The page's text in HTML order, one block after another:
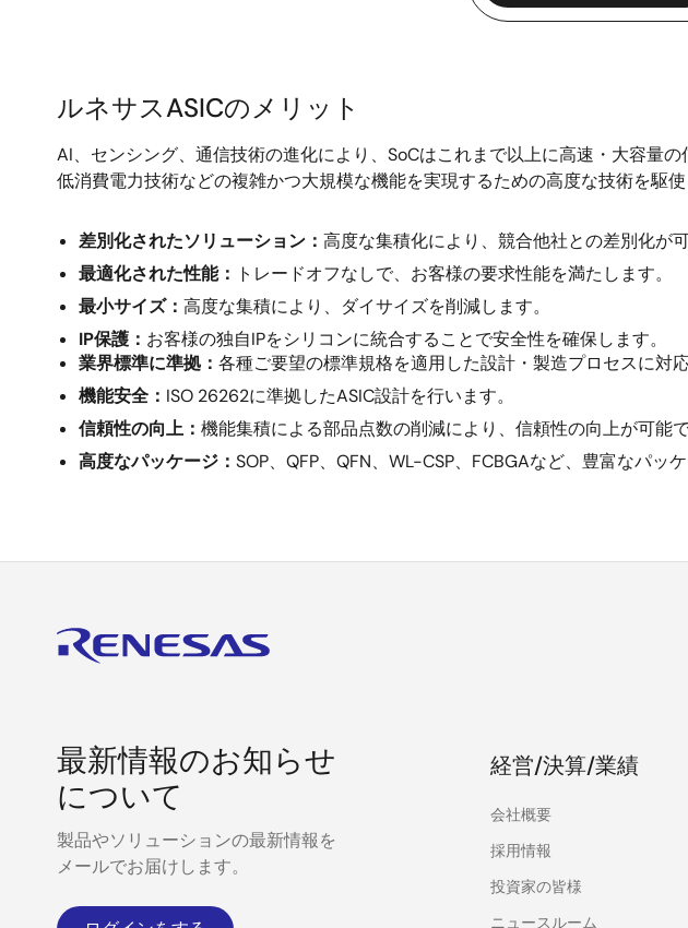
ネ
サ
ス
ASIC
の
メ
リ
ッ
ト
ルネサスASICのメリット
AI、センシング、通信技術の進化により、SoCはこれまで以上に高速・大容量
低消費電力技術などの複雑かつ大規模な機能を実現するための高度な技術を駆
差別化されたソリューション： 高度な集積化により、競合他社との差別化が可
最適化された性能： トレードオフなしで、お客様の要求性能を満たします。
最小サイズ： 高度な集積により、ダイサイズを削減します。
IP保護： お客様の独自IPをシリコンに統合することで安全性を確保します。
業界標準に準拠： 各種ご要望の標準規格を適用した設計・製造プロセスに対応
機能安全： ISO 26262に準拠したASIC設計を行います。
信頼性の向上： 機能集積による部品点数の削減により、信頼性の向上が可能で
高度なパッケージ： SOP、QFP、QFN、WL-CSP、FCBGAなど、豊富なパッ
最新情報のお知らせ
について
製品やソリューションの最新情報を
メールでお届けします。
経営/決算/業績
会社概要
採用情報
投資家の皆様
ニュースルーム